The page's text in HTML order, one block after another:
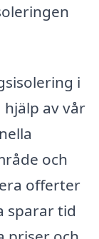
i
av vår
och
offerter
sparar tid